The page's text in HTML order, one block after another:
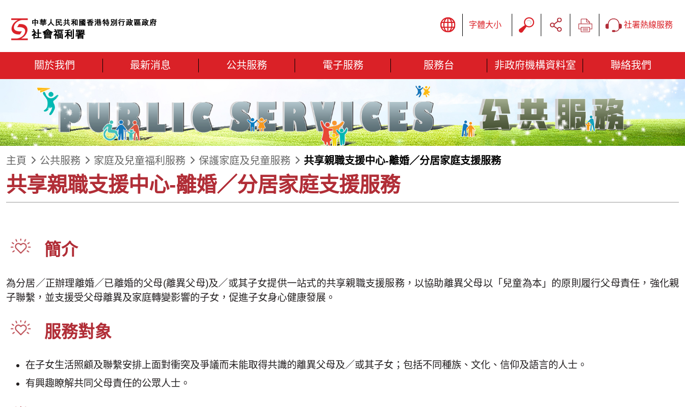
字體大小 社署熱線服務
關於我們 最新消息 公共服務 電子服務 服務台 非政府機構資料室 聯絡我們
主頁 公共服務 家庭及兒童福利服務 保護家庭及兒童服務 共享親職支援中心-離婚／分居家庭支援服務
共享親職支援中心-離婚／分居家庭支援服務
簡介
為分居／正辦理離婚／已離婚的父母(離異父母)及／或其子女提供一站式的共享親職支援服務，以協助離異父母以「兒童為本」的原則履行父母責任，強化親
子聯繫，並支援受父母離異及家庭轉變影響的子女，促進子女身心健康發展。
服務對象
在子女生活照顧及聯繫安排上面對衝突及爭議而未能取得共識的離異父母及／或其子女；包括不同種族、文化、信仰及語言的人士。
有興趣瞭解共同父母責任的公眾人士。